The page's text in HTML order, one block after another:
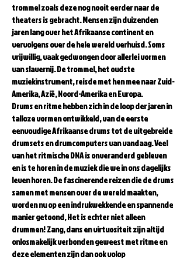
trommel zoals deze nog nooit eerder naar de
theaters is gebracht. Mensen zijn duizenden
jaren lang over het Afrikaanse continent en
vervolgens over de hele wereld verhuisd. Soms
vrijwillig, vaak gedwongen door allerlei vormen
van slavernij. De trommel, het oudste
muziekinstrument, reisde met hen mee naar Zuid-
Amerika, Azië, Noord-Amerika en Europa.
Drums en ritme hebben zich in de loop der jaren in
talloze vormen ontwikkeld, van de eerste
eenvoudige Afrikaanse drums tot de uitgebreide
drumsets en drumcomputers van vandaag. Veel
van het ritmische DNA is onveranderd gebleven
en is te horen in de muziek die we in ons dagelijks
leven horen. De fascinerende reizen die de drums
samen met mensen over de wereld maakten,
worden nu op een indrukwekkende en spannende
manier getoond, Het is echter niet alleen
drummen! Zang, dans en virtuositeit zijn altijd
onlosmakelijk verbonden geweest met ritme en
deze elementen zijn dan ook volop